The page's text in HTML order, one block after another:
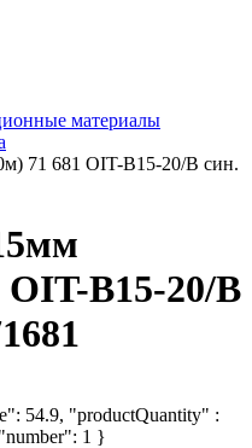
материалы
71 681 OIT-B15-20/B син.
OIT-B15-20/B
54.9, "productQuantity" :
1 }